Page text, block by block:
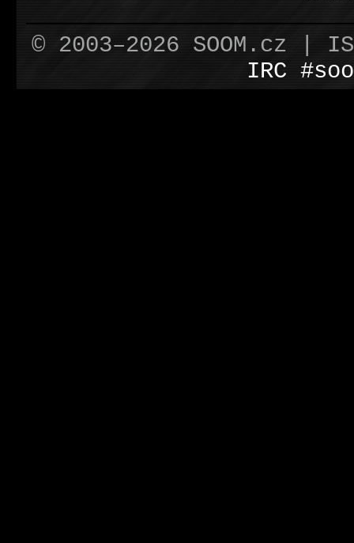
© 2003–2026 SOOM.cz |
IRC